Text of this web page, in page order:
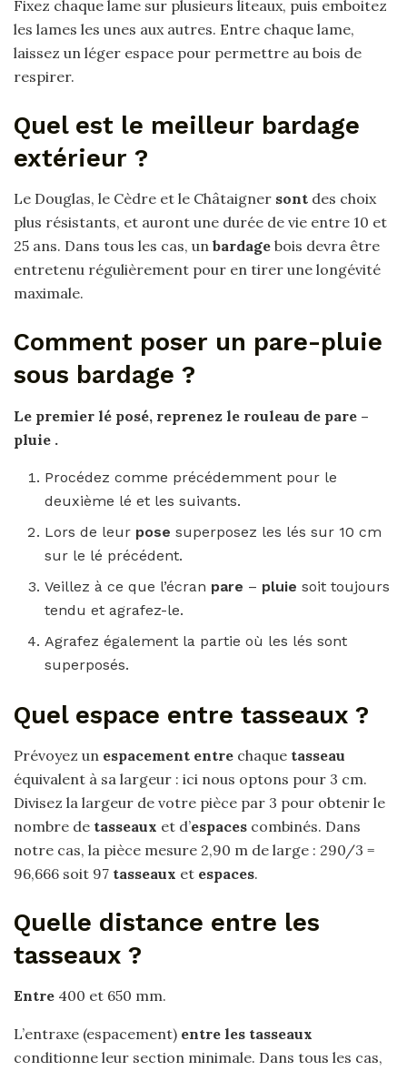
Fixez chaque lame sur plusieurs liteaux, puis emboitez
les lames les unes aux autres. Entre chaque lame,
laissez un léger espace pour permettre au bois de
respirer.
Quel est le meilleur bardage
extérieur ?
Le Douglas, le Cèdre et le Châtaigner sont des choix
plus résistants, et auront une durée de vie entre 10 et
25 ans. Dans tous les cas, un bardage bois devra être
entretenu régulièrement pour en tirer une longévité
maximale.
Comment poser un pare-pluie
sous bardage ?
Le premier lé posé, reprenez le rouleau de pare –
pluie .
Procédez comme précédemment pour le
deuxième lé et les suivants.
Lors de leur posesuperposez les lés sur 10 cm
sur le lé précédent.
Veillez à ce que l’écran pare – pluiesoit toujours
tendu et agrafez-le.
Agrafez également la partie où les lés sont
superposés.
Quel espace entre tasseaux ?
Prévoyez un espacement entre chaque tasseau
équivalent à sa largeur : ici nous optons pour 3 cm.
Divisez la largeur de votre pièce par 3 pour obtenir le
nombre de tasseaux et d’espaces combinés. Dans
notre cas, la pièce mesure 2,90 m de large : 290/3 =
96,666 soit 97 tasseaux et espaces.
Quelle distance entre les
tasseaux ?
Entre 400 et 650 mm.
L’entraxe (espacement) entre les tasseaux
conditionne leur section minimale. Dans tous les cas,